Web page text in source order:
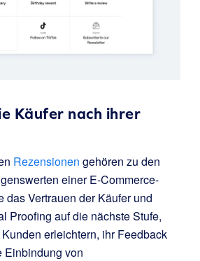
Käufer nach ihrer
Rezensionen gehören zu den
einer E-Commerce-
das Vertrauen der Käufer und
Proofing auf die nächste Stufe,
erleichtern, ihr Feedback
Einbindung von